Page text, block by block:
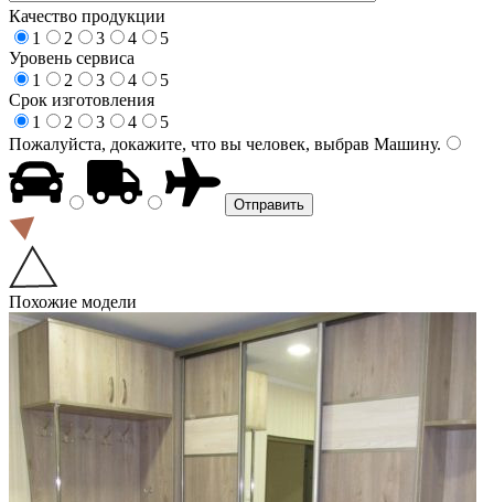
Качество продукции
1
2 3 4
5
Уровень сервиса
1
2 3 4
5
Срок изготовления
1
2 3 4
5
Пожалуйста, докажите, что вы человек, выбрав Машину.
Похожие модели